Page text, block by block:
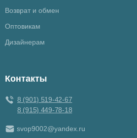
Возврат и обмен
Оптовикам
Дизайнерам
Контакты
8 (901) 519-42-67
8 (915) 449-78-18
svop9002@yandex.ru